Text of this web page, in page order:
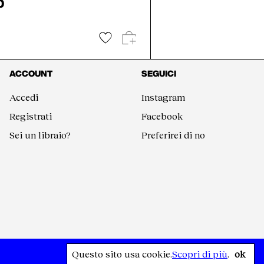
ACCOUNT
Accedi
Registrati
Sei un libraio?
SEGUICI
Instagram
Facebook
Preferirei di no
Questo sito usa cookie.Scopri di più. ok